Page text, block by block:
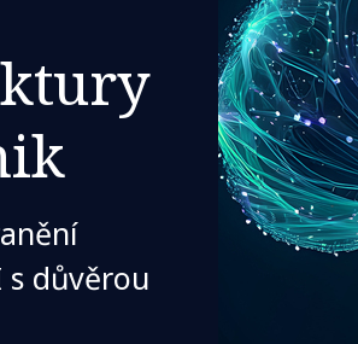
s důvěrou